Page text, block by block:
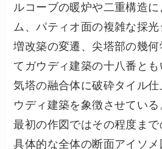
ルコーブの暖炉や二重構造
ム、パティオ面の複雑な採
増改築の変遷、尖塔部の幾何
てガウディ建築の十八番と
気塔の融合体に破砕タイル
ウディ建築を象徴させている
最初の作図ではその程度まで
具体的な全体の断面アイソ